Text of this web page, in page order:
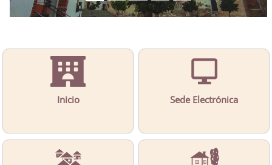
Inicio Sede Electrónica